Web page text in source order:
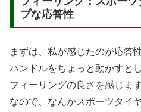
プな応答性
まずは、私が感じたのが応答
ハンドルをちょっと動かすと
フィーリングの良さを感じます
なので、なんかスポーツタイ